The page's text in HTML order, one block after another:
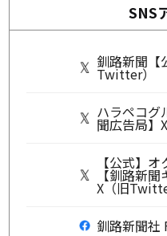
SNS
釧路新聞【
Twitter）
ハラペコグ
聞広告局
【公式】
【釧路新聞
X（旧
釧路新聞社